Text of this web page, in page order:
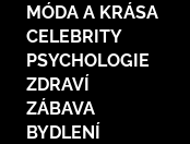
MÓDA A KRÁSA
CELEBRITY
PSYCHOLOGIE
ZDRAVÍ
ZÁBAVA
BYDLENÍ